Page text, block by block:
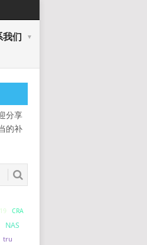
我们
分享
的补
CRA
NAS
tru